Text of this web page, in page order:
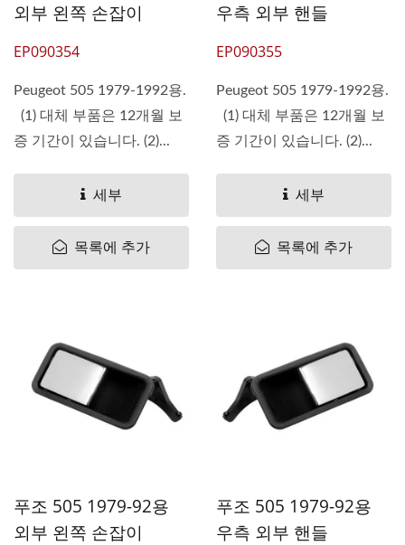
외부 왼쪽 손잡이
EP090354
Peugeot 505 1979-1992용.
(1) 대체 부품은 12개월 보
증 기간이 있습니다. (2)...
세부
목록에 추가
우측 외부 핸들
EP090355
Peugeot 505 1979-1992용.
(1) 대체 부품은 12개월 보
증 기간이 있습니다. (2)...
세부
목록에 추가
푸조 505 1979-92용
외부 왼쪽 손잡이
푸조 505 1979-92용
우측 외부 핸들